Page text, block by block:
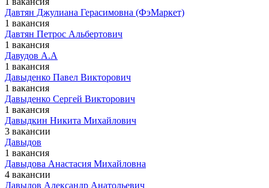
Давтян Джулиана Герасимовна (ФэМаркет)
1 вакансия
Давтян Петрос Альбертович
1 вакансия
Давудов А.А
1 вакансия
Давыденко Павел Викторович
1 вакансия
Давыденко Сергей Викторович
1 вакансия
Давыдкин Никита Михайлович
3 вакансии
Давыдов
1 вакансия
Давыдова Анастасия Михайловна
4 вакансии
Давыдов Александр Анатольевич